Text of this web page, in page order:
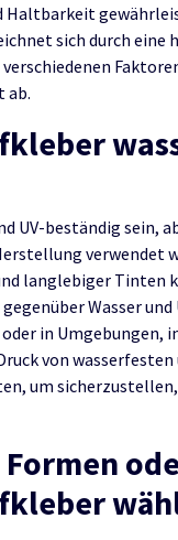
sich durch eine
ab.
UV-beständig sein,
verwendet
langlebiger Tinten
Wasser
in Umgebungen,
von wasserfesten
um